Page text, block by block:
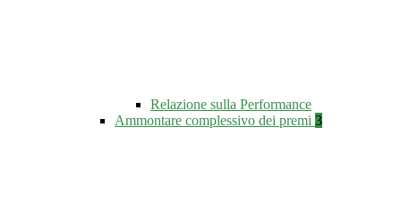
Relazione sulla Performance
Ammontare complessivo dei premi 3